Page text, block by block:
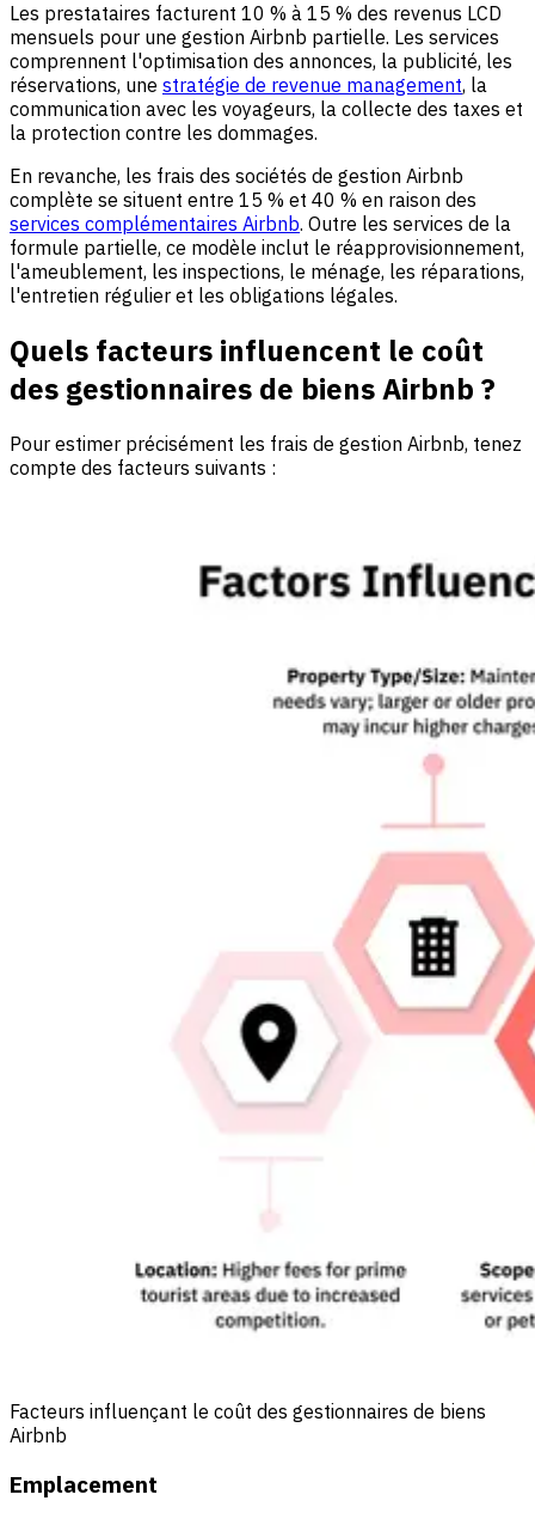
Les prestataires facturent 10 % à 15 % des revenus LCD
mensuels pour une gestion Airbnb partielle. Les services
comprennent l'optimisation des annonces, la publicité, les
réservations, une stratégie de revenue management, la
communication avec les voyageurs, la collecte des taxes et
la protection contre les dommages.
En revanche, les frais des sociétés de gestion Airbnb
complète se situent entre 15 % et 40 % en raison des
services complémentaires Airbnb. Outre les services de la
formule partielle, ce modèle inclut le réapprovisionnement,
l'ameublement, les inspections, le ménage, les réparations,
l'entretien régulier et les obligations légales.
Quels facteurs influencent le coût
des gestionnaires de biens Airbnb ?
Pour estimer précisément les frais de gestion Airbnb, tenez
compte des facteurs suivants :
Facteurs influençant le coût des gestionnaires de biens
Airbnb
Emplacement